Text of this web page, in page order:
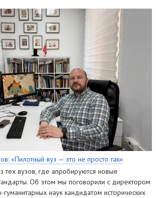
«Пилотный вуз — это не просто так»
тех вузов, где апробируются новые
Об этом мы поговорили с директором
гуманитарных наук кандидатом исторических